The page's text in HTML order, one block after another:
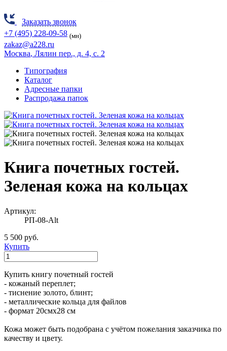
Заказать звонок
+7 (495) 228-09-58 (мн)
zakaz@a228.ru
Москва, Лялин пер., д. 4, с. 2
Типография
Каталог
Адресные папки
Распродажа папок
Книга почетных гостей.
Зеленая кожа на кольцах
Артикул:
РП-08-Alt
5 500 руб.
Купить
Купить книгу почетный гостей
- кожаный переплет;
- тиснение золото, блинт;
- металлические кольца для файлов
- формат 20смх28 см
Кожа может быть подобрана с учётом пожелания заказчика по
качеству и цвету.